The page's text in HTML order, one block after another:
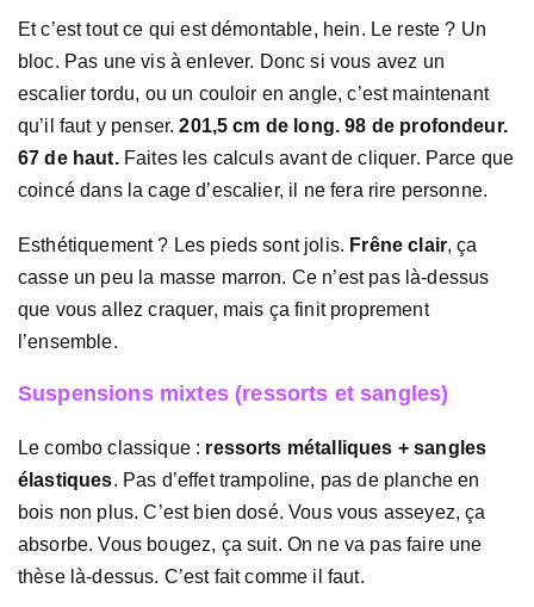
Et c’est tout ce qui est démontable, hein. Le reste ? Un
bloc. Pas une vis à enlever. Donc si vous avez un
escalier tordu, ou un couloir en angle, c’est maintenant
qu’il faut y penser.201,5 cm de long. 98 de profondeur.
67 de haut.Faites les calculs avant de cliquer. Parce que
coincé dans la cage d’escalier, il ne fera rire personne.
Esthétiquement ? Les pieds sont jolis. Frêne clair, ça
casse un peu la masse marron. Ce n’est pas là-dessus
que vous allez craquer, mais ça finit proprement
l’ensemble.
Suspensions mixtes (ressorts et sangles)
Le combo classique : ressorts métalliques + sangles
élastiques. Pas d’effet trampoline, pas de planche en
bois non plus. C’est bien dosé. Vous vous asseyez, ça
absorbe. Vous bougez, ça suit. On ne va pas faire une
thèse là-dessus. C’est fait comme il faut.